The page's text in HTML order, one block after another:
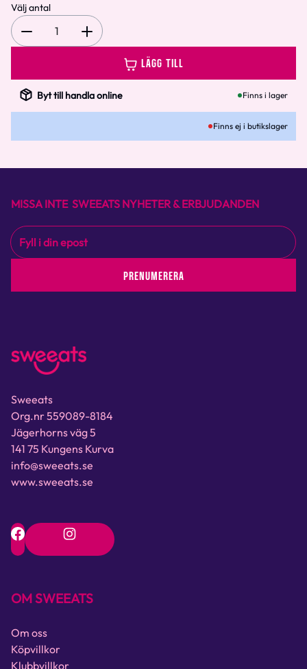
Välj antal
1
LÄGG TILL
Byt till handla online Finns i lager
Finns ej i butikslager
MISSA INTE SWEEATS NYHETER & ERBJUDANDEN
PRENUMERERA
Sweeats
Org.nr 559089-8184
Jägerhorns väg 5
141 75 Kungens Kurva
info@sweeats.se
www.sweeats.se
OM SWEEATS
Om oss
Köpvillkor
Klubbvillkor